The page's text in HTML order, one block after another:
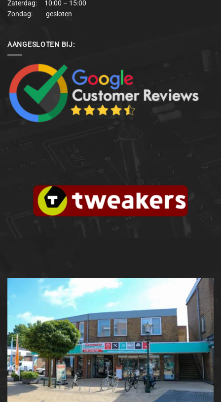
Zaterdag: 10:00 – 15:00
Zondag: gesloten
AANGESLOTEN BIJ: